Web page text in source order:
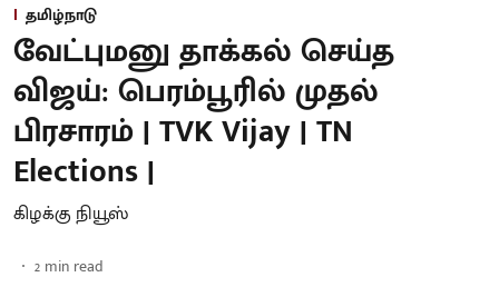
தமிழ்நாடு
வேட்புமனு தாக்கல் செய்த
விஜய்: பெரம்பூரில் முதல்
பிரசாரம் | TVK Vijay | TN
Elections |
கிழக்கு நியூஸ்
2 min read